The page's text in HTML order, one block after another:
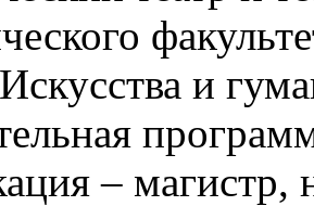
и
– магистр,